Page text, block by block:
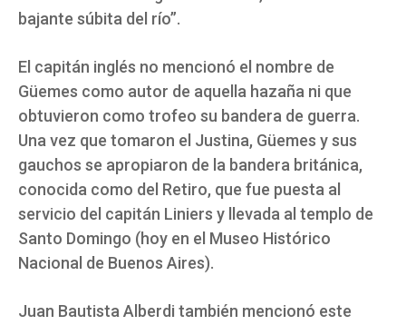
bajante súbita del río”.
El capitán inglés no mencionó el nombre de
Güemes como autor de aquella hazaña ni que
obtuvieron como trofeo su bandera de guerra.
Una vez que tomaron el Justina, Güemes y sus
gauchos se apropiaron de la bandera británica,
conocida como del Retiro, que fue puesta al
servicio del capitán Liniers y llevada al templo de
Santo Domingo (hoy en el Museo Histórico
Nacional de Buenos Aires).
Juan Bautista Alberdi también mencionó este